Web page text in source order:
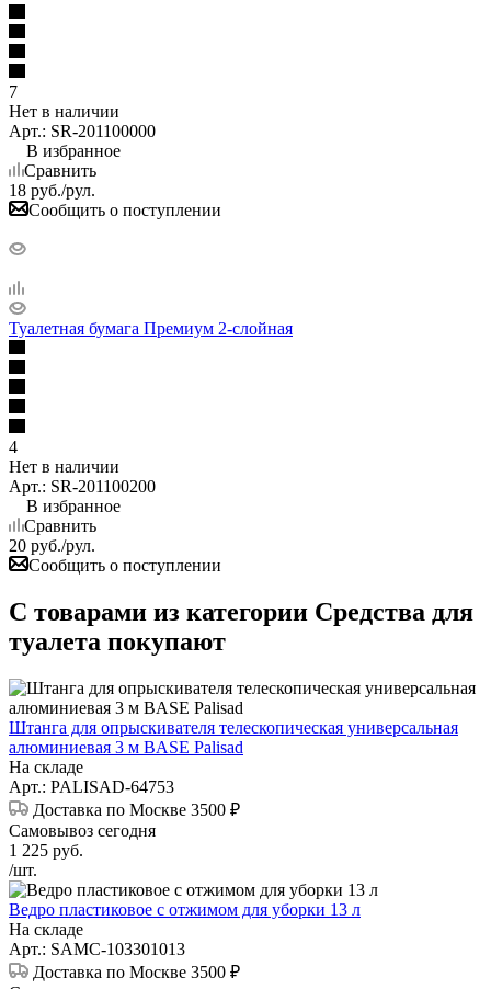
7
Нет в наличии
Арт.: SR-201100000
В избранное
Сравнить
18 руб./рул.
Сообщить о поступлении
Туалетная бумага Премиум 2-слойная
4
Нет в наличии
Арт.: SR-201100200
В избранное
Сравнить
20 руб./рул.
Сообщить о поступлении
С товарами из категории Средства для
туалета покупают
Штанга для опрыскивателя телескопическая универсальная
алюминиевая 3 м BASE Palisad
На складе
Арт.: PALISAD-64753
Доставка по Москве 3500 ₽
Самовывоз сегодня
1 225 руб.
/шт.
Ведро пластиковое с отжимом для уборки 13 л
На складе
Арт.: SAMC-103301013
Доставка по Москве 3500 ₽